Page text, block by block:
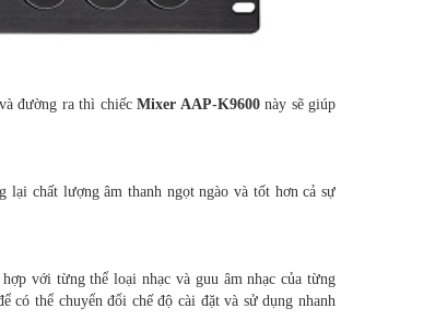
đường ra thì chiếcMixer AAP-K9600này sẽ giúp
lại chất lượng âm thanh ngọt ngào và tốt hơn cả sự
với từng thể loại nhạc và guu âm nhạc của từng
thể chuyển đổi chế độ cài đặt và sử dụng nhanh